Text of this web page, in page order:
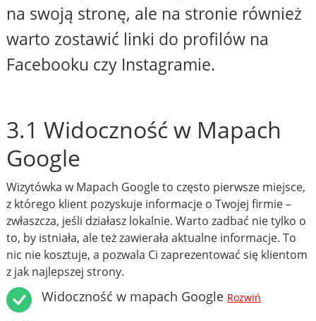
na swoją stronę, ale na stronie również
warto zostawić linki do profilów na
Facebooku czy Instagramie.
3.1 Widoczność w Mapach
Google
Wizytówka w Mapach Google to często pierwsze miejsce,
z którego klient pozyskuje informacje o Twojej firmie –
zwłaszcza, jeśli działasz lokalnie. Warto zadbać nie tylko o
to, by istniała, ale też zawierała aktualne informacje. To
nic nie kosztuje, a pozwala Ci zaprezentować się klientom
z jak najlepszej strony.
Widoczność w mapach Google Rozwiń